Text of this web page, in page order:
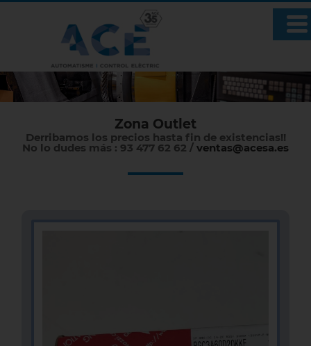
Zona Outlet
Derribamos los precios hasta fin de existencias!!
No lo dudes más : 93 477 62 62 / ventas@acesa.es